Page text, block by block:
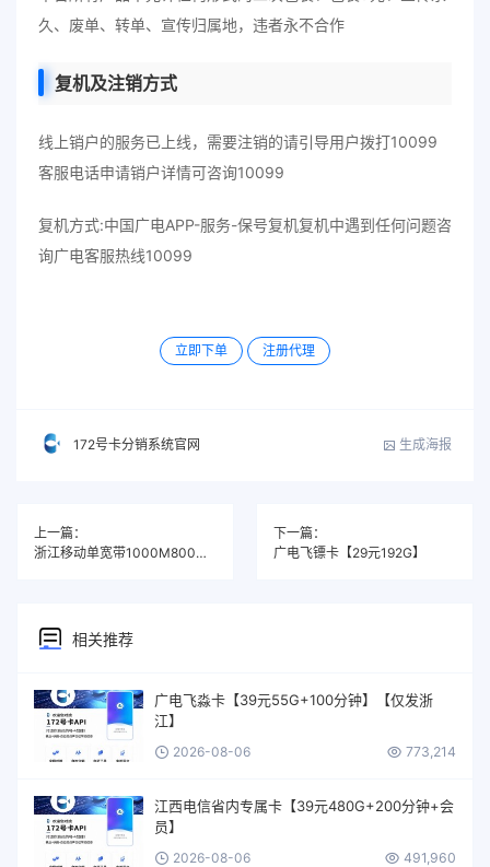
久、废单、转单、宣传归属地，违者永不合作
复机及注销方式
线上销户的服务已上线，需要注销的请引导用户拨打10099
客服电话申请销户详情可咨询10099
复机方式:中国广电APP-服务-保号复机复机中遇到任何问题咨
询广电客服热线10099
立即下单 注册代理
172号卡分销系统官网 生成海报
上一篇：
浙江移动单宽带1000M800元包年
下一篇：
广电飞镖卡【29元192G】
相关推荐
广电飞淼卡【39元55G+100分钟】【仅发浙
江】
2026-08-06 773,214
江西电信省内专属卡【39元480G+200分钟+会
员】
2026-08-06 491,960